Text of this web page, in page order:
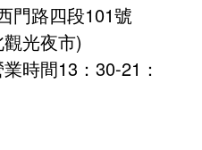
門路四段101號
觀光夜市)
業時間13：30-21：